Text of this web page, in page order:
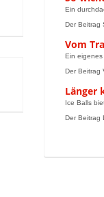
Ein
Der Beitrag
Vom
Ein eigenes
Der Beitrag
Länger
Ice Balls
Der Beitrag